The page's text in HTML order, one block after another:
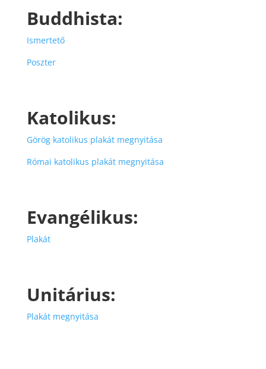
Buddhista:
Ismertető
Poszter
Katolikus:
Görög katolikus plakát megnyitása
Római katolikus plakát megnyitása
Evangélikus:
Plakát
Unitárius:
Plakát megnyitása